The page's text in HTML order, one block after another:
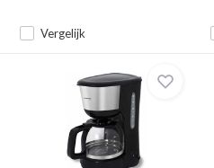
Vergelijk